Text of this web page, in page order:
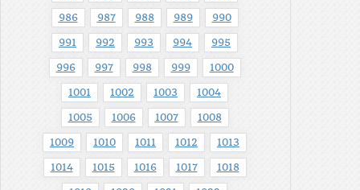
986 987 988 989 990
991 992 993 994 995
996 997 998 999 1000
1001 1002 1003 1004
1005 1006 1007 1008
1009 1010 1011 1012 1013
1014 1015 1016 1017 1018